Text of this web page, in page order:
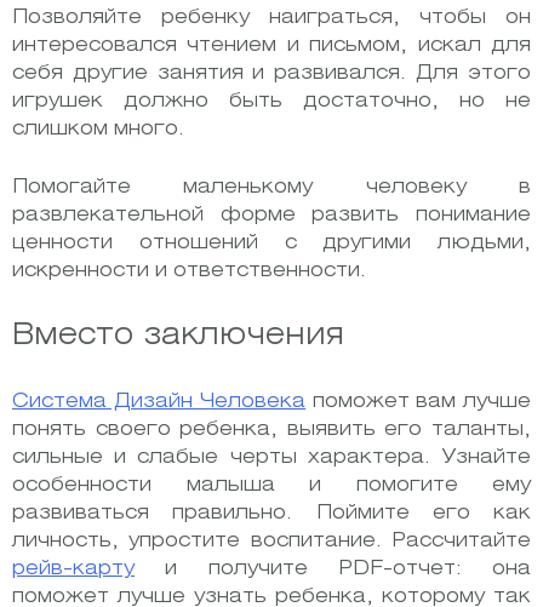
Позволяйте ребенку наиграться, чтобы он
интересовался чтением и письмом, искал для
себя другие занятия и развивался. Для этого
игрушек должно быть достаточно, но не
слишком много.
Помогайте маленькому человеку в
развлекательной форме развить понимание
ценности отношений с другими людьми,
искренности и ответственности.
Вместо заключения
Система Дизайн Человека поможет вам лучше
понять своего ребенка, выявить его таланты,
сильные и слабые черты характера. Узнайте
особенности малыша и помогите ему
развиваться правильно. Поймите его как
личность, упростите воспитание. Рассчитайте
рейв-картуи получите PDF-отчет: она
поможет лучше узнать ребенка, которому так